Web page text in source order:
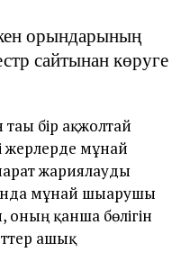
орындарының
сайтынан көруге
бір ақжолтай
жерлерде мұнай
жариялауды
мұнай шығарушы
қанша бөлігін
ашық